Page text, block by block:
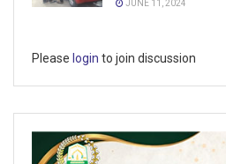
JUNE 11, 2024
Please login to join discussion